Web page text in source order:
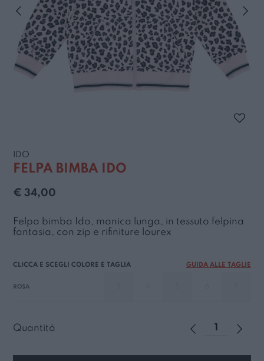
IDO
FELPA BIMBA IDO
€ 34,00
Felpa bimba Ido, manica lunga, in tessuto felpina
fantasia, con zip e rifiniture lourex
GUIDA ALLE TAGLIE
ROSA
Quantità